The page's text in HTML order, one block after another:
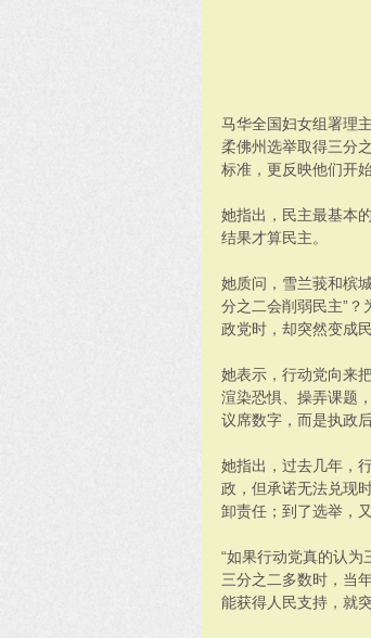
马华全国妇女组署理
柔佛州选举取得三分
标准，更反映他们开
她指出，民主最基本
结果才算民主。
她质问，雪兰莪和槟
分之二会削弱民主”
政党时，却突然变成
她表示，行动党向来
渲染恐惧、操弄课题
议席数字，而是执政
她指出，过去几年，
政，但承诺无法兑现
卸责任；到了选举，
“如果行动党真的认
三分之二多数时，当
能获得人民支持，就